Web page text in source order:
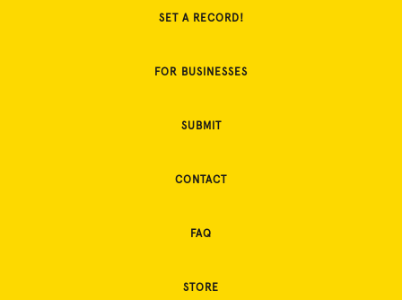
SET A RECORD!
FOR BUSINESSES
SUBMIT
CONTACT
FAQ
STORE